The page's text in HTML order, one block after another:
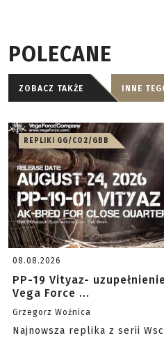
POLECANE
ZOBACZ TAKŻE INNE
REPLIKI GG/CO2/GBB
08.08.2026
PP-19 Vityaz-
Vega Force ...
Grzegorz Woźnica
Najnowsza replika z serii